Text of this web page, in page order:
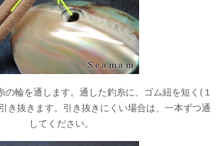
輪を通します。通した釣糸に、ゴム紐を短く(１
き抜きます。引き抜きにくい場合は、一本ずつ通
してください。